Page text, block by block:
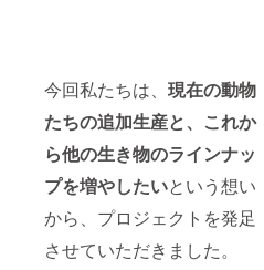
今回私たちは、 現在の動物
たちの追加生産と、これか
ら他の生き物のラインナッ
プを増やしたいという想い
から、プロジェクトを発足
させていただきました。